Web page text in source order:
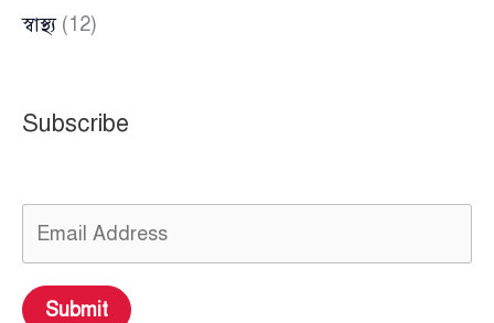
স্বাস্থ্য(12)
Subscribe
Submit